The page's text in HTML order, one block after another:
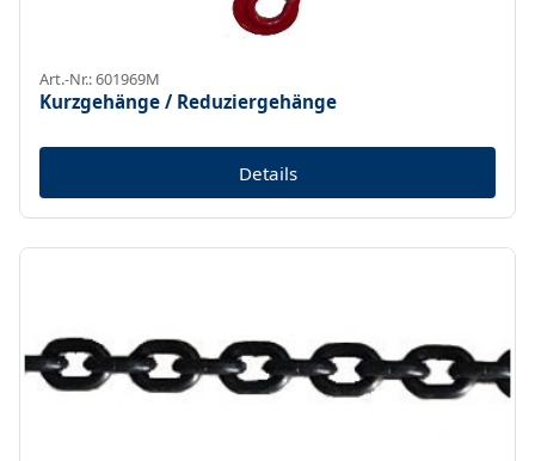
Art.-Nr.: 601969M
Kurzgehänge / Reduziergehänge
Details